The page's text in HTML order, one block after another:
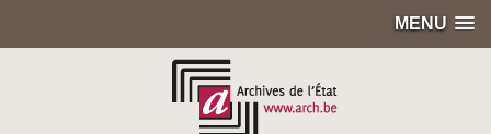
MENU